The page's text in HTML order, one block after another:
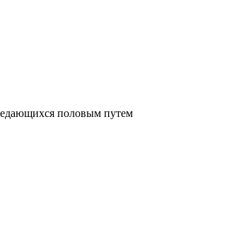
половым путем